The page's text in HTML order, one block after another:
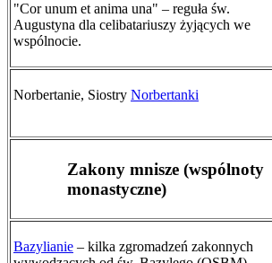
"Cor unum et anima una" – reguła św.
Augustyna dla celibatariuszy żyjących we
wspólnocie.
Norbertanie, Siostry Norbertanki
Zakony mnisze (wspólnoty
monastyczne)
Bazylianie – kilka zgromadzeń zakonnych